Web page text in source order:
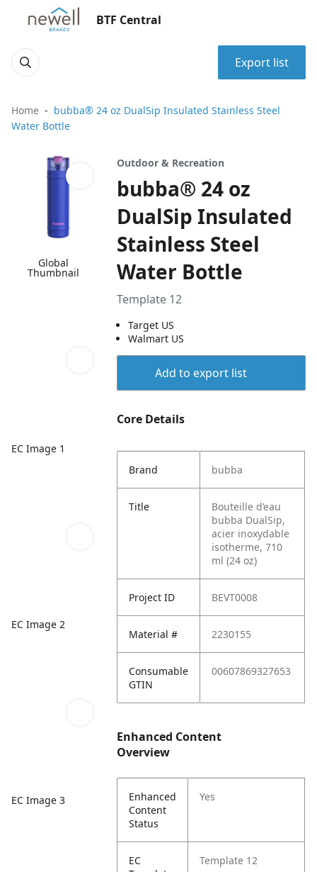
BTF Central
Export list
Home
bubba® 24 oz DualSip Insulated Stainless Steel
Water Bottle
Global
Thumbnail
EC Image 1
EC Image 2
EC Image 3
Outdoor & Recreation
bubba® 24 oz
DualSip Insulated
Stainless Steel
Water Bottle
Template 12
Target US
Walmart US
Add to export list
Core Details
Brand bubba
Title
Bouteille d’eau
bubba DualSip,
acier inoxydable
isotherme, 710
ml (24 oz)
Project ID BEVT0008
Material # 2230155
Consumable
GTIN
00607869327653
Enhanced Content
Overview
Enhanced
Content
Status
Yes
EC
Template 12